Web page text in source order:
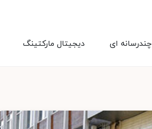
دیجیتال مارکتینگ چندرسانه ای